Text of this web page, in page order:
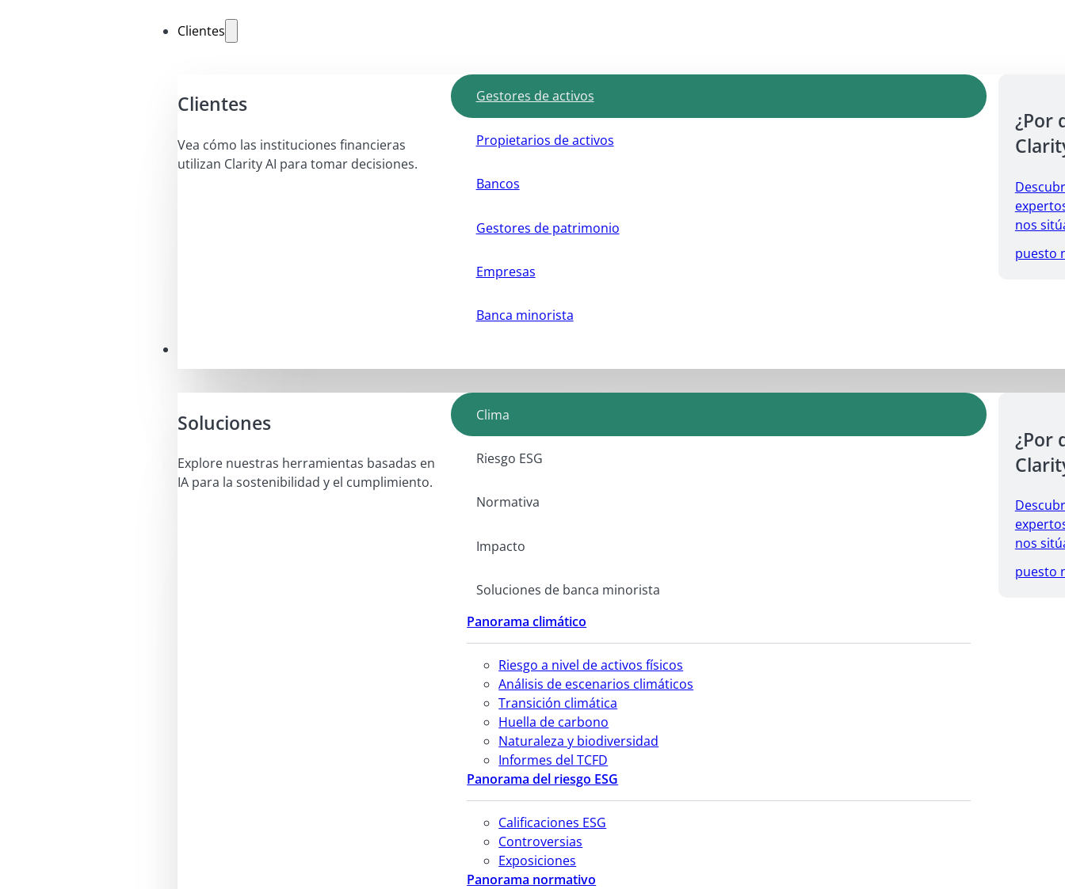
Clientes
Clientes
Vea cómo las instituciones financieras
utilizan Clarity AI para tomar decisiones.
Gestores de activos
Propietarios de activos
Bancos
Gestores de patrimonio
Empresas
Banca minorista
¿Por
nos
puesto
Soluciones
Explore nuestras herramientas basadas en
IA para la sostenibilidad y el cumplimiento.
Clima
Riesgo ESG
Normativa
Impacto
Soluciones de banca minorista
Panorama climático
Riesgo a nivel de activos físicos
Análisis de escenarios climáticos
Transición climática
Huella de carbono
Naturaleza y biodiversidad
Informes del TCFD
Panorama del riesgo ESG
Calificaciones ESG
Controversias
Exposiciones
Panorama normativo
¿Por
nos
puesto